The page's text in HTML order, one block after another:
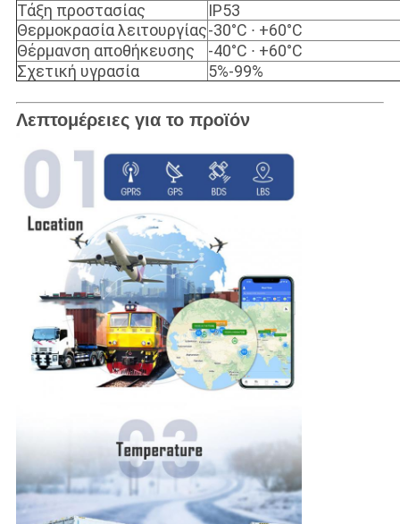
Τάξη προστασίας
IP53
Θερμοκρασία λειτουργίας-30°C ∙ +60°C
Θέρμανση αποθήκευσης
-40°C ∙ +60°C
Σχετική υγρασία
5%-99%
Λεπτομέρειες για το προϊόν